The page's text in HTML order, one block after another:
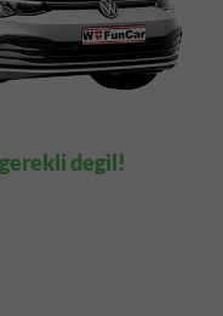
degil!